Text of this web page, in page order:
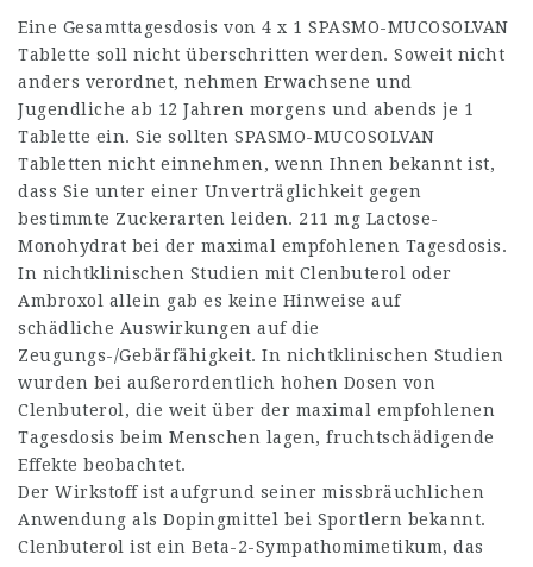
Eine Gesamttagesdosis von 4 x 1 SPASMO-MUCOSOLVAN
Tablette soll nicht überschritten werden. Soweit nicht
anders verordnet, nehmen Erwachsene und
Jugendliche ab 12 Jahren morgens und abends je 1
Tablette ein. Sie sollten SPASMO-MUCOSOLVAN
Tabletten nicht einnehmen, wenn Ihnen bekannt ist,
dass Sie unter einer Unverträglichkeit gegen
bestimmte Zuckerarten leiden. 211 mg Lactose-
Monohydrat bei der maximal empfohlenen Tagesdosis.
In nichtklinischen Studien mit Clenbuterol oder
Ambroxol allein gab es keine Hinweise auf
schädliche Auswirkungen auf die
Zeugungs-/Gebärfähigkeit. In nichtklinischen Studien
wurden bei außerordentlich hohen Dosen von
Clenbuterol, die weit über der maximal empfohlenen
Tagesdosis beim Menschen lagen, fruchtschädigende
Effekte beobachtet.
Der Wirkstoff ist aufgrund seiner missbräuchlichen
Anwendung als Dopingmittel bei Sportlern bekannt.
Clenbuterol ist ein Beta-2-Sympathomimetikum, das